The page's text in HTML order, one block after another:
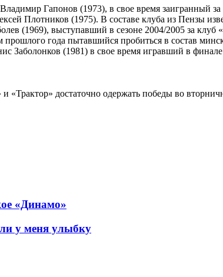
Гапонов (1973), в свое время заигранный
Плотников (1975). В составе клуба из Пензы
(1969), выступавший в сезоне 2004/2005 за
прошлого года пытавшийся пробиться в состав
(1981) в свое время игравший в
достаточно одержать победы во
«Динамо»
у меня улыбку